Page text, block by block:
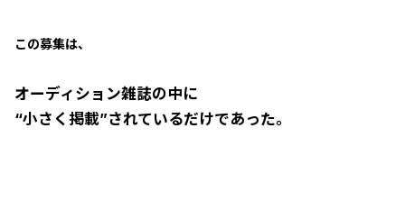
この募集は、
オーディション雑誌の中に
“小さく掲載”されているだけであった。